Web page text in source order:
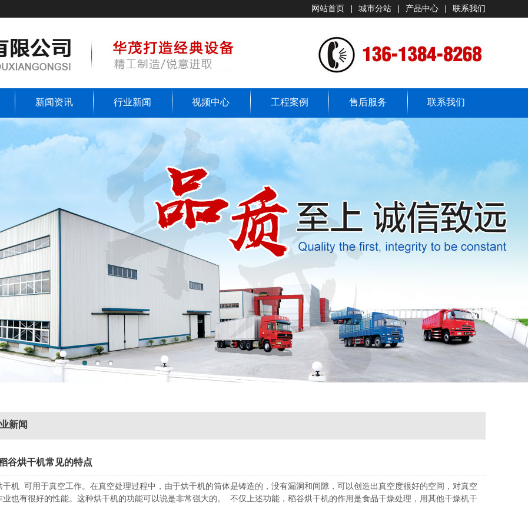
网站首页 城市分站 产品中心 联系我们
新闻资讯 行业新闻 视频中心 工程案例 售后服务 联系我们
新闻
谷烘干机常见的特点
干机 可用于真空工作。在真空处理过程中，由于烘干机的筒体是铸造的，没有漏洞和间隙，可以创造出真空度很好的空间，对真空
业也有很好的性能。这种烘干机的功能可以说是非常强大的。 不仅上述功能，稻谷烘干机的作用是食品干燥处理，用其他干燥机干